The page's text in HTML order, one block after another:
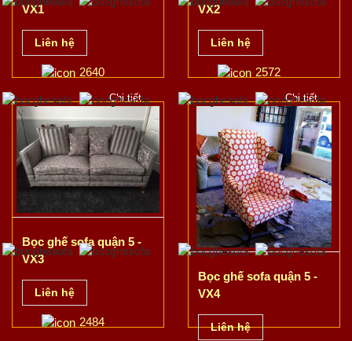
VX1
Liên hệ
2640
Chi tiết
VX2
Liên hệ
2572
Chi tiết
Bọc ghế sofa quận 5 -
VX3
Liên hệ
2484
Bọc ghế sofa quận 5 -
VX4
Liên hệ